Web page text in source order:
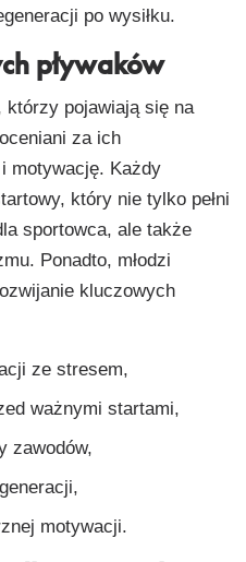
po wysiłku.
pływaków
którzy pojawiają się na
za ich
motywację. Każdy
który nie tylko pełni
sportowca, ale także
Ponadto, młodzi
kluczowych
ze stresem,
ważnymi startami,
zawodów,
motywacji.